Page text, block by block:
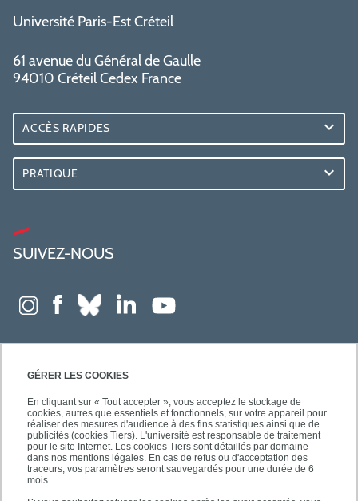
GÉRER LES COOKIES
En cliquant sur « Tout accepter », vous acceptez le stockage de
cookies, autres que essentiels et fonctionnels, sur votre appareil pour
réaliser des mesures d'audience à des fins statistiques ainsi que de
publicités (cookies Tiers). L'université est responsable de traitement
pour le site Internet. Les cookies Tiers sont détaillés par domaine
dans nos mentions légales. En cas de refus ou d'acceptation des
traceurs, vos paramètres seront sauvegardés pour une durée de 6
mois.
Université Paris-Est Créteil
61 avenue du Général de Gaulle
94010 Créteil Cedex France
ACCÈS RAPIDES
PRATIQUE
SUIVEZ-NOUS